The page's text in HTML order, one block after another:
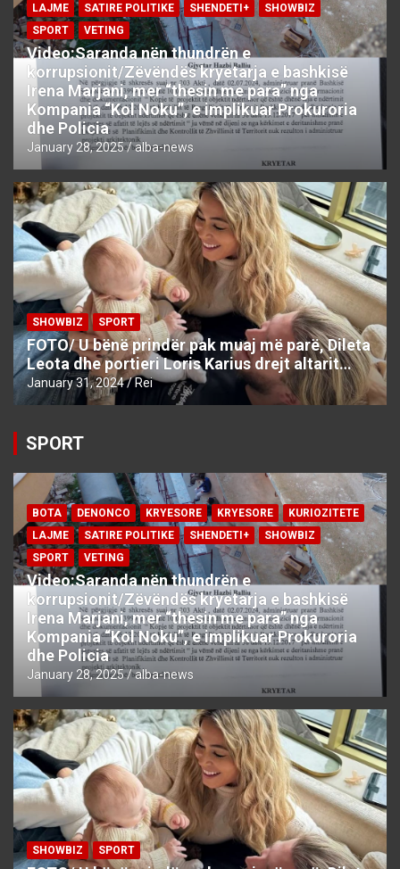
LAJME
SATIRE POLITIKE SHENDETI+
SHOWBIZ
SPORT
VETING
Video:Saranda nën thundrën e
korrupsionit/Zëvëndës kryetarja e bashkisë
Irena Marjani, mer “thesin me para” nga
Kompania “Kol Noku”, e implikuar Prokuroria
dhe Policia
January 28, 2025 alba-news
SHOWBIZ SPORT
FOTO/ U bënë prindër pak muaj më parë, Dileta
Leota dhe portieri Loris Karius drejt altarit…
January 31, 2024 Rei
SPORT
BOTA DENONCO KRYESORE KRYESORE
KURIOZITETE
LAJME
SATIRE POLITIKE SHENDETI+
SHOWBIZ
SPORT
VETING
Video:Saranda nën thundrën e
korrupsionit/Zëvëndës kryetarja e bashkisë
Irena Marjani, mer “thesin me para” nga
Kompania “Kol Noku”, e implikuar Prokuroria
dhe Policia
January 28, 2025 alba-news
SHOWBIZ SPORT